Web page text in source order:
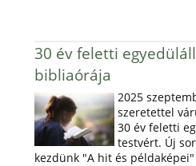
30 év feletti
bibliaórája
2025
szeretettel
30 év feletti
testvért. Új
kezdünk "A hit és